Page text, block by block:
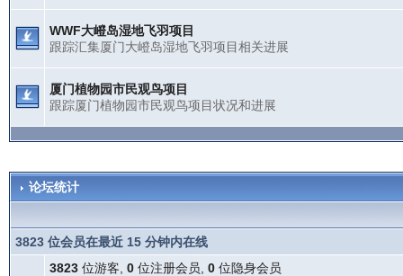
WWF大嶝岛湿地飞羽项目
跟踪汇集厦门大嶝岛湿地飞羽项目相关进展
厦门植物园市民观鸟项目
跟踪厦门植物园市民观鸟项目状况和进展
论坛统计
3823 位会员在最近 15 分钟内在线
3823位游客, 0位注册会员, 0位隐身会员